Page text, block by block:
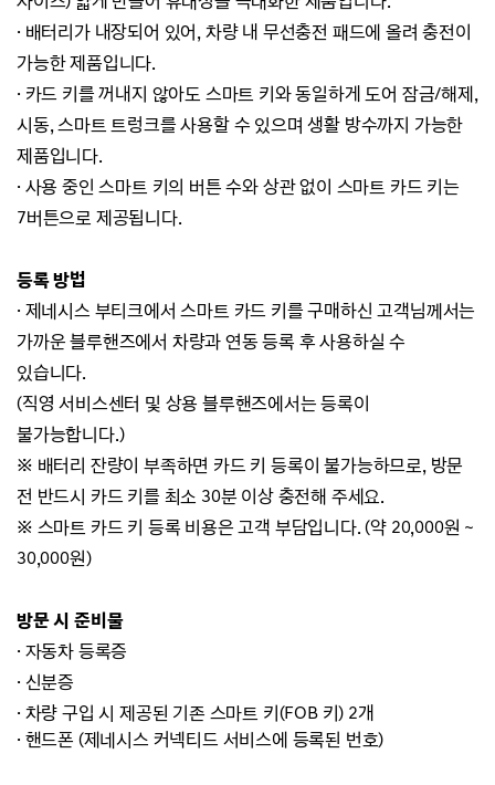
· 배터리가 내장되어 있어, 차량 내 무선충전 패드에 올려 충전이
가능한 제품입니다.
· 카드 키를 꺼내지 않아도 스마트 키와 동일하게 도어 잠금/해제,
시동, 스마트 트렁크를 사용할 수 있으며 생활 방수까지 가능한
제품입니다.
· 사용 중인 스마트 키의 버튼 수와 상관 없이 스마트 카드 키는
7버튼으로 제공됩니다.
등록 방법
· 제네시스 부티크에서 스마트 카드 키를 구매하신 고객님께서는
가까운 블루핸즈에서 차량과 연동 등록 후 사용하실 수
있습니다.
(직영 서비스센터 및 상용 블루핸즈에서는 등록이
불가능합니다.)
※ 배터리 잔량이 부족하면 카드 키 등록이 불가능하므로, 방문
전 반드시 카드 키를 최소 30분 이상 충전해 주세요.
※ 스마트 카드 키 등록 비용은 고객 부담입니다. (약 20,000원 ~
30,000원)
방문 시 준비물
· 자동차 등록증
· 신분증
· 차량 구입 시 제공된 기존 스마트 키(FOB 키) 2개
· 핸드폰 (제네시스 커넥티드 서비스에 등록된 번호)